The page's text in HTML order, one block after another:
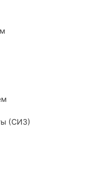
(СИЗ)